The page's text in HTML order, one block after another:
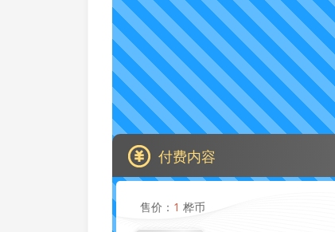
付费内容
售价： 1 桦币